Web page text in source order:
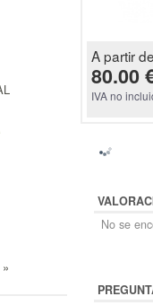
A partir
80.00
IVA no
No se